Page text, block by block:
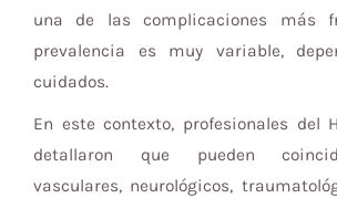
una de las complicaciones más
prevalencia es muy variable,
cuidados.
En este contexto, profesionales del
detallaron que pueden
vasculares, neurológicos,